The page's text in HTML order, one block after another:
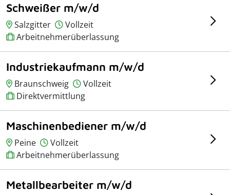
Schweißer m/w/d
Salzgitter
Vollzeit
Arbeitnehmerüberlassung
Industriekaufmann m/w/d
Braunschweig
Vollzeit
Direktvermittlung
Maschinenbediener m/w/d
Peine
Vollzeit
Arbeitnehmerüberlassung
Metallbearbeiter m/w/d